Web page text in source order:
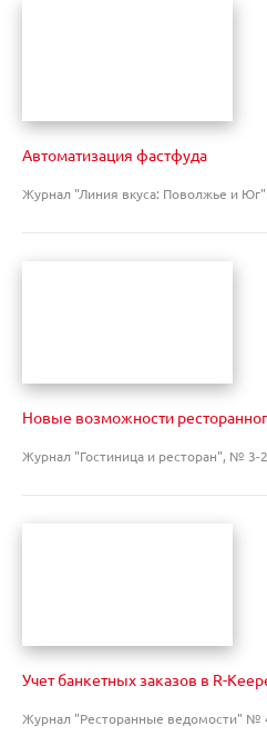
Автоматизация фастфуда
Журнал "Линия вкуса: Поволжье и
Новые возможности
Журнал "Гостиница и ресторан", № 3-
Учет банкетных заказов в R-
Журнал "Ресторанные ведомости" №